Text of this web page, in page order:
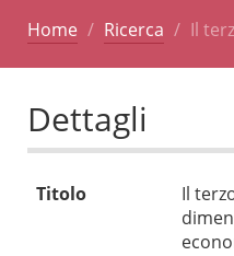
Home Ricerca Il
Dettagli
Titolo
Il